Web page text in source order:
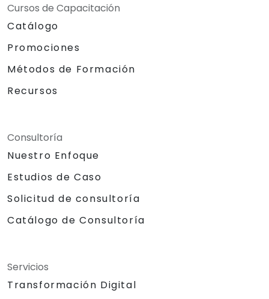
Cursos de Capacitación
Catálogo
Promociones
Métodos de Formación
Recursos
Consultoría
Nuestro Enfoque
Estudios de Caso
Solicitud de consultoría
Catálogo de Consultoría
Servicios
Transformación Digital